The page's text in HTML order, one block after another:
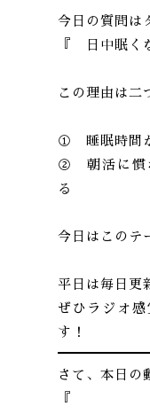
今日の質問は
『 日中眠く
この理由は二
① 睡眠時間
② 朝活に慣
る
今日はこのテ
平日は毎日更
ぜひラジオ
す！
さて、本日の
『